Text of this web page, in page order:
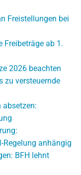
Freistellungen bei
Freibeträge ab 1.
2026 beachten
zu versteuernde
absetzen:
Regelung anhängig
BFH lehnt